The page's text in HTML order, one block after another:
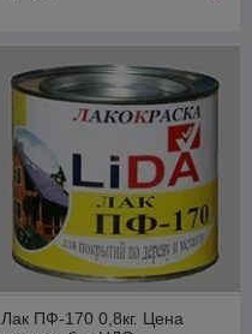
Лак ПФ-170 0,8кг. Цена